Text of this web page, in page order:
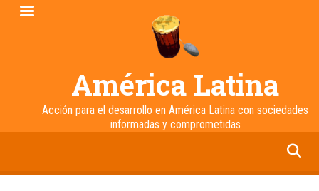
Pasar
América Latina
Acción para el desarrollo en América Latina con sociedades
informadas y comprometidas